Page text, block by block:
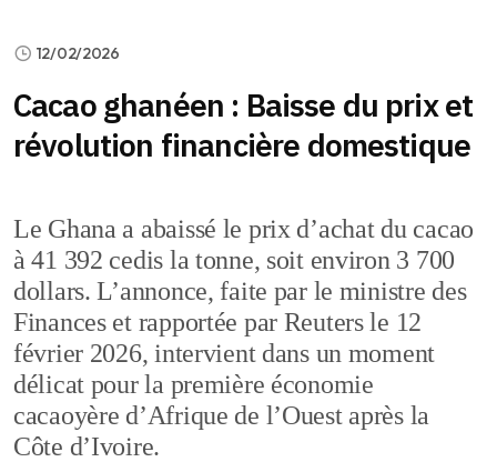
12/02/2026
Cacao ghanéen : Baisse du prix et
révolution financière domestique
Le Ghana a abaissé le prix d’achat du cacao
à 41 392 cedis la tonne, soit environ 3 700
dollars. L’annonce, faite par le ministre des
Finances et rapportée par Reuters le 12
février 2026, intervient dans un moment
délicat pour la première économie
cacaoyère d’Afrique de l’Ouest après la
Côte d’Ivoire.